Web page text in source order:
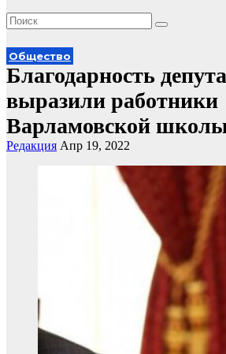
Общество
Благодарность
выразили работники
Варламовской
Редакция Апр 19, 2022